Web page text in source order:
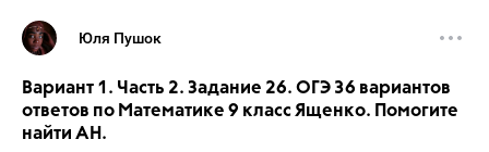
Юля Пушок
Вариант 1. Часть 2. Задание 26. ОГЭ 36 вариантов
ответов по Математике 9 класс Ященко. Помогите
найти АН.